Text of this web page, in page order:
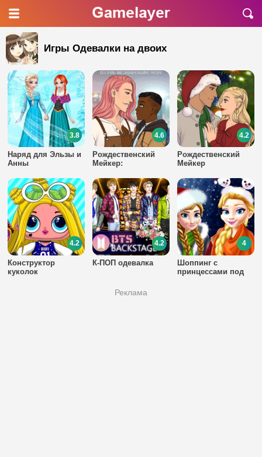
Игры Одевалки на двоих
Наряд для Эльзы и
Анны
3.8
Рождественский
Мейкер:
4.6
Рождественский
Мейкер
4.2
Конструктор
куколок
4.2
К-ПОП одевалка
4.2
Шоппинг с
принцессами под
4
Реклама